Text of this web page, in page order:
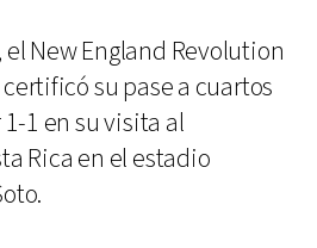
New England Revolution
su pase a cuartos
1 en su visita al
Rica en el estadio